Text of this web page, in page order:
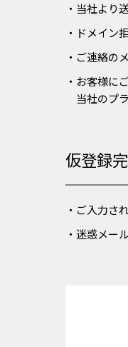
・当社より
・ドメイン
・ご連絡の
・お客様に
当社のプ
仮登録
・ご入力さ
・迷惑メー